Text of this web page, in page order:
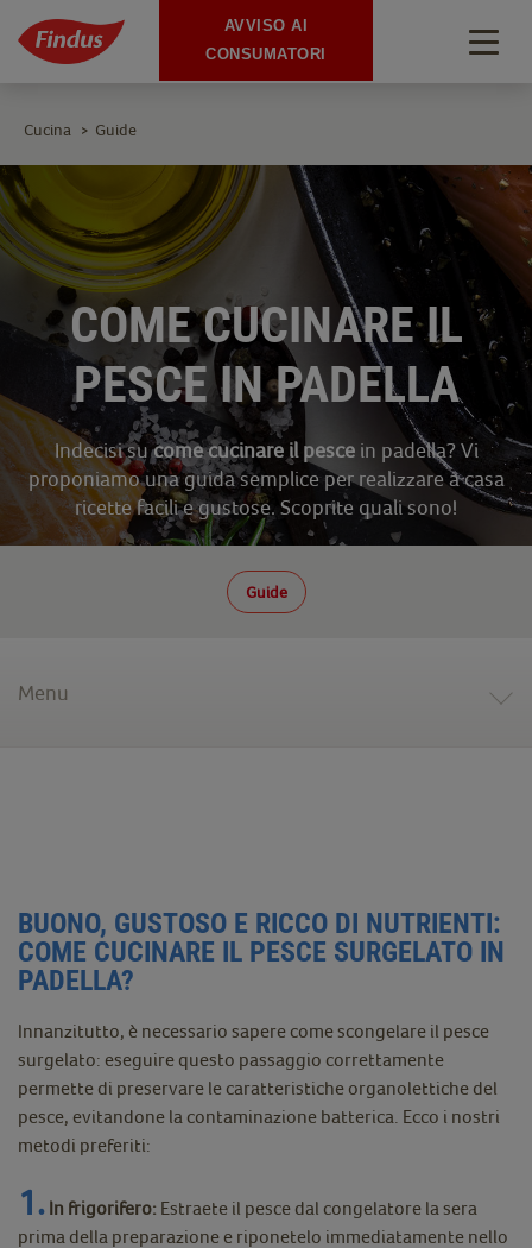
COME CUCINARE IL
PESCE IN PADELLA
Indecisi sucome cucinare il pescein padella? Vi
proponiamo una guida semplice per realizzare a casa
ricette facili e gustose. Scoprite quali sono!
Guide
Cucina > Guide
Menu
BUONO, GUSTOSO E RICCO DI NUTRIENTI:
COME CUCINARE IL PESCE SURGELATO IN
PADELLA?
Innanzitutto, è necessario sapere come scongelare il pesce
surgelato: eseguire questo passaggio correttamente
permette di preservare le caratteristiche organolettiche del
pesce, evitandone la contaminazione batterica. Ecco i nostri
metodi preferiti:
1. In frigorifero: Estraete il pesce dal congelatore la sera
prima della preparazione e riponetelo immediatamente nello
AVVISO AI
CONSUMATORI